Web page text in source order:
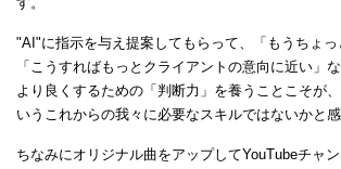
"AI"に指示を与え提案してもらって、「もうちょっ
「こうすればもっとクライアントの意向に近い」な
より良くするための「判断力」を養うことこそが
いうこれからの我々に必要なスキルではないかと感
ちなみにオリジナル曲をアップしてYouTubeチャ